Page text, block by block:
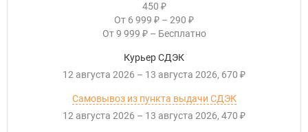
450 ₽
От 6 999 ₽ – 290 ₽
От 9 999 ₽ – Бесплатно
Курьер СДЭК
12 августа 2026 – 13 августа 2026 670 ₽
Самовывоз из пункта выдачи СДЭК
12 августа 2026 – 13 августа 2026 470 ₽